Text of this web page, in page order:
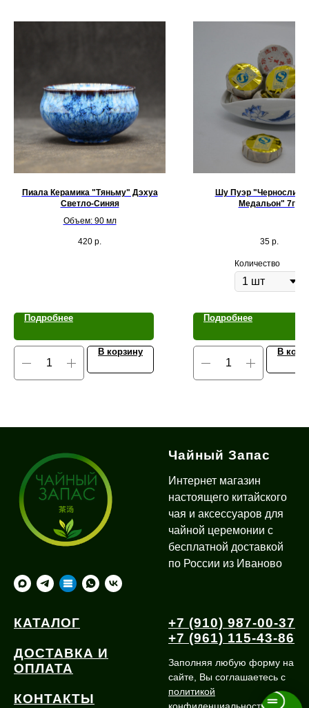
Пиала Керамика "Тяньму" Дэхуа
Светло-Синяя
Объем: 90 мл
420 р.
Подробнее
В корзину
Шу Пуэр
Медальон" 7гр
35 р.
Количество
Подробнее
В
Чайный Запас
Интернет магазин
настоящего китайского
чая и аксессуаров для
чайной церемонии с
бесплатной доставкой
по России из Иваново
КАТАЛОГ
ДОСТАВКА И
ОПЛАТА
КОНТАКТЫ
+7 (910) 987-00-37
+7 (961) 115-43-86
Заполняя любую форму на
сайте, Вы соглашаетесь с
политикой